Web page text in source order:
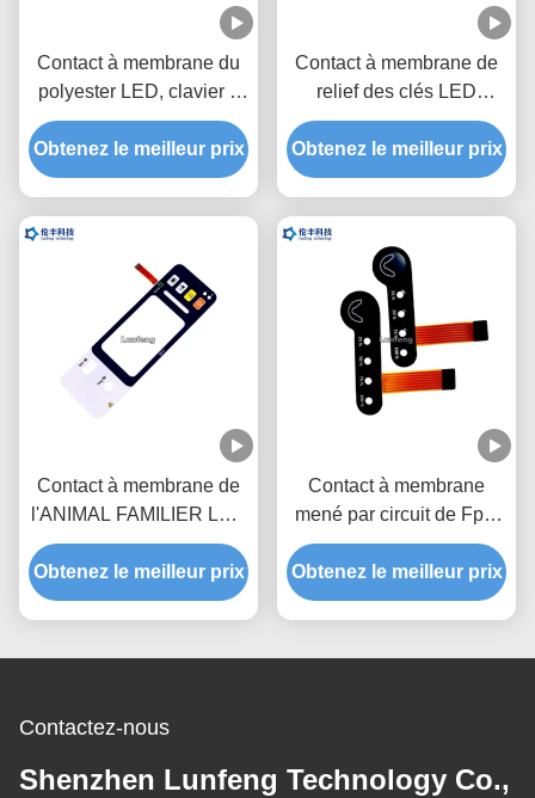
Contact à membrane du
polyester LED, clavier à
membrane fait sur
commande de circuit
flexible
Obtenez le meilleur prix
Contact à membrane de
relief des clés LED
d'ANIMAL FAMILIER,
clavier numérique fait sur
commande de membrane
Obtenez le meilleur prix
Contact à membrane de
l'ANIMAL FAMILIER LED
de polyester, contact à
membrane de clé adapté
aux besoins du client de
Obtenez le meilleur prix
Contact à membrane
mené par circuit de Fpc,
clavier numérique
extérieur mat de contact à
membrane
Obtenez le meilleur prix
Contactez-nous
Shenzhen Lunfeng Technology Co.,